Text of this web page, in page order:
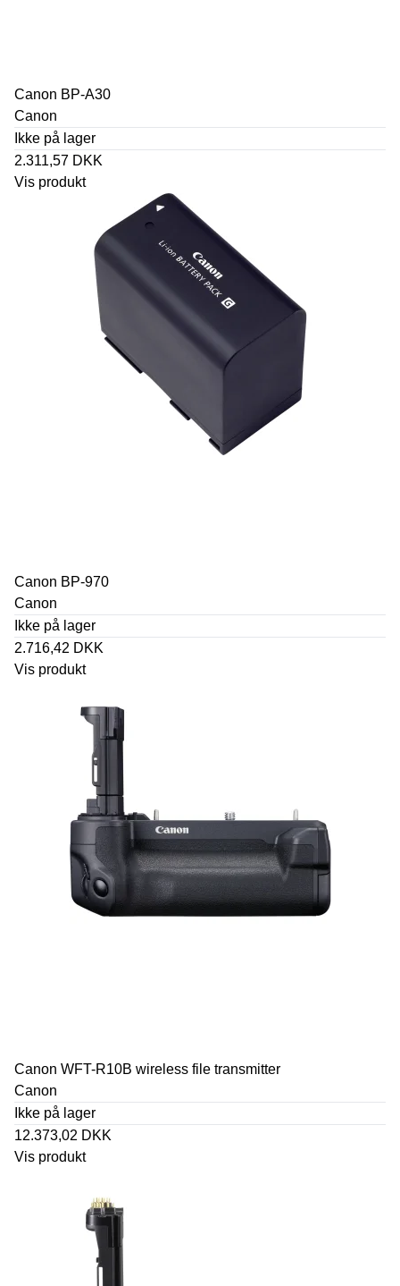
Canon BP-A30
Canon
Ikke på lager
2.311,57 DKK
Vis produkt
Canon BP-970
Canon
Ikke på lager
2.716,42 DKK
Vis produkt
Canon WFT-R10B wireless file transmitter
Canon
Ikke på lager
12.373,02 DKK
Vis produkt